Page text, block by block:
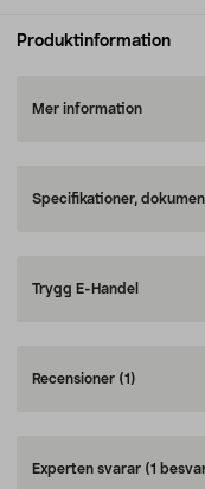
Produktinformation
Mer information
Specifikationer,
Trygg E-Handel
Recensioner (1)
Experten svarar (1